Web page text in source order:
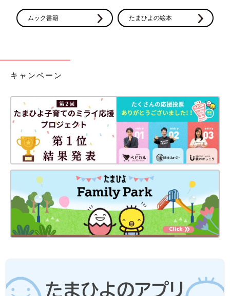
ムック書籍 たまひよの絵本
キャンペーン